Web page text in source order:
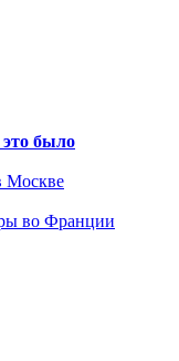
было
Москве
во Франции